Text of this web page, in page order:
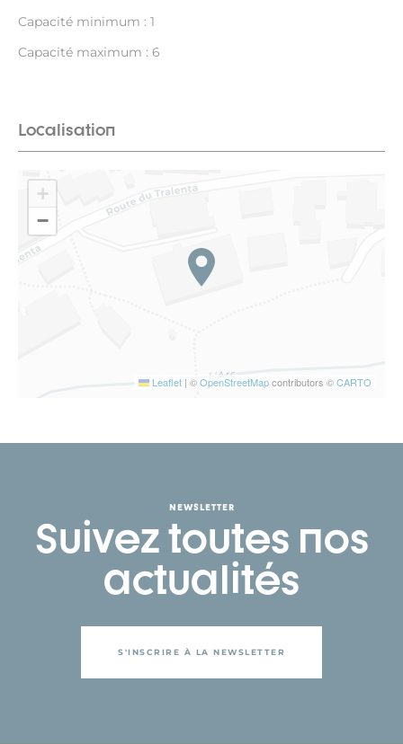
Capacité minimum : 1
Capacité maximum : 6
Localisation
+
−
Leaflet | ©OpenStreetMapcontributors ©CARTO
NEWSLETTER
Suivez toutes nos
actualités
S'INSCRIRE À LA NEWSLETTER